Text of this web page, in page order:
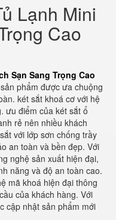
Lạnh Mini
Cao
Sạn Sang Trọng Cao
phẩm được ưa chuộng
két sắt khoá cơ với hệ
ưu điểm của két sắt ổ
rẻ nên nhiều khách
với lớp sơn chống trầy
an toàn và bền đẹp. Với
nghệ sản xuất hiện đại,
năng và độ an toàn cao.
mã khoá hiện đại thông
của khách hàng. Với
cập nhật sản phẩm mới